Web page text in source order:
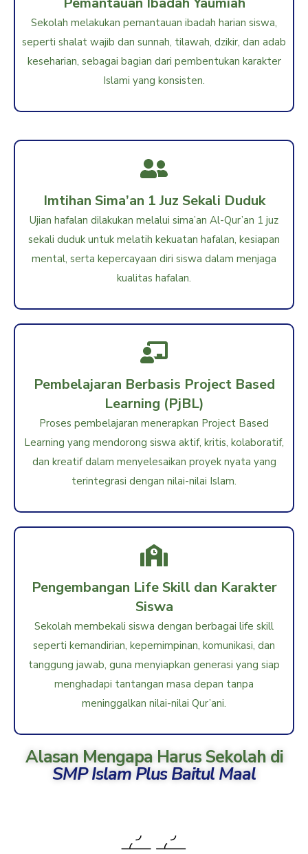
Sekolah melakukan pemantauan ibadah harian siswa,
seperti shalat wajib dan sunnah, tilawah, dzikir, dan adab
keseharian, sebagai bagian dari pembentukan karakter
Islami yang konsisten.
Imtihan Sima’an 1 Juz Sekali Duduk
Ujian hafalan dilakukan melalui sima’an Al-Qur’an 1 juz
sekali duduk untuk melatih kekuatan hafalan, kesiapan
mental, serta kepercayaan diri siswa dalam menjaga
kualitas hafalan.
Pembelajaran Berbasis Project Based
Learning (PjBL)
Proses pembelajaran menerapkan Project Based
Learning yang mendorong siswa aktif, kritis, kolaboratif,
dan kreatif dalam menyelesaikan proyek nyata yang
terintegrasi dengan nilai-nilai Islam.
Pengembangan Life Skill dan Karakter
Siswa
Sekolah membekali siswa dengan berbagai life skill
seperti kemandirian, kepemimpinan, komunikasi, dan
tanggung jawab, guna menyiapkan generasi yang siap
menghadapi tantangan masa depan tanpa
meninggalkan nilai-nilai Qur’ani.
Alasan Mengapa Harus Sekolah di
SMP Islam Plus Baitul Maal